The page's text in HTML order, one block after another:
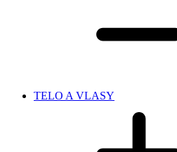
TELO A VLASY